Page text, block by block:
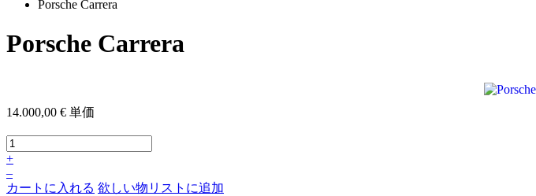
Porsche Carrera
Porsche Carrera
14.000,00 € 単価
+
–
カートに入れる 欲しい物リストに追加